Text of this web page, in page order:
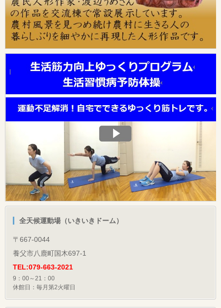
全天候運動場（いきいきドーム）
〒667-0044
養父市八鹿町国木697-1
TEL:079-663-2021
9：00～21：00
休館日：毎月第2火曜日